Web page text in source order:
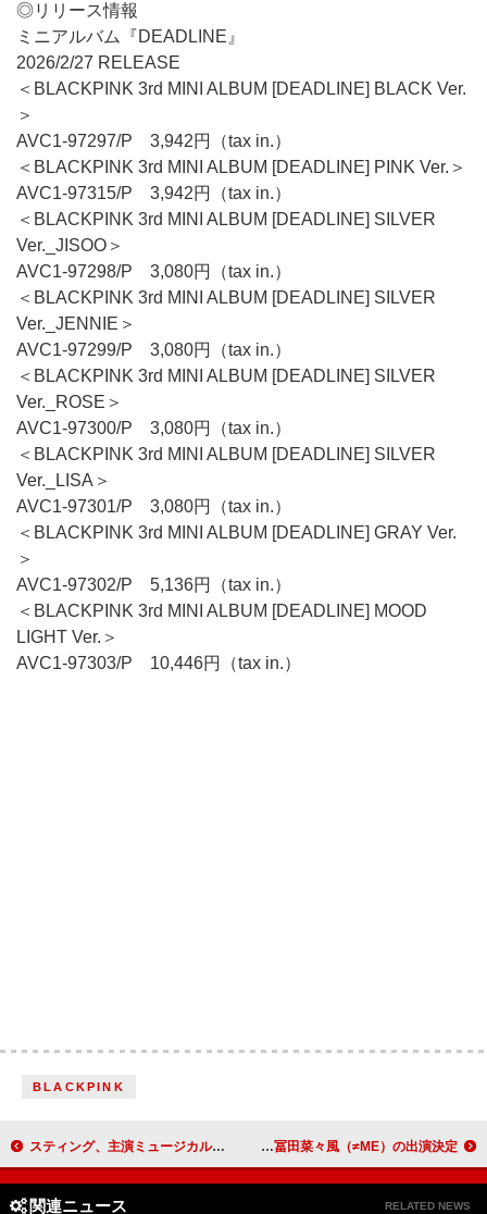
◎リリース情報
ミニアルバム『DEADLINE』
2026/2/27 RELEASE
＜BLACKPINK 3rd MINI ALBUM [DEADLINE] BLACK Ver.
＞
AVC1-97297/P 3,942円（tax in.）
＜BLACKPINK 3rd MINI ALBUM [DEADLINE] PINK Ver.＞
AVC1-97315/P 3,942円（tax in.）
＜BLACKPINK 3rd MINI ALBUM [DEADLINE] SILVER
Ver._JISOO＞
AVC1-97298/P 3,080円（tax in.）
＜BLACKPINK 3rd MINI ALBUM [DEADLINE] SILVER
Ver._JENNIE＞
AVC1-97299/P 3,080円（tax in.）
＜BLACKPINK 3rd MINI ALBUM [DEADLINE] SILVER
Ver._ROSE＞
AVC1-97300/P 3,080円（tax in.）
＜BLACKPINK 3rd MINI ALBUM [DEADLINE] SILVER
Ver._LISA＞
AVC1-97301/P 3,080円（tax in.）
＜BLACKPINK 3rd MINI ALBUM [DEADLINE] GRAY Ver.
＞
AVC1-97302/P 5,136円（tax in.）
＜BLACKPINK 3rd MINI ALBUM [DEADLINE] MOOD
LIGHT Ver.＞
AVC1-97303/P 10,446円（tax in.）
BLACKPINK
スティング、主演ミュージカルのアムステルダム公演開始＆最新インタビュー公開「進化させ続ける使命を感じてる」 Night Tempo、毎年恒例バースデイライブに後藤真希／冨田菜々風（≠ME）の出演決定
関連ニュース RELATED NEWS